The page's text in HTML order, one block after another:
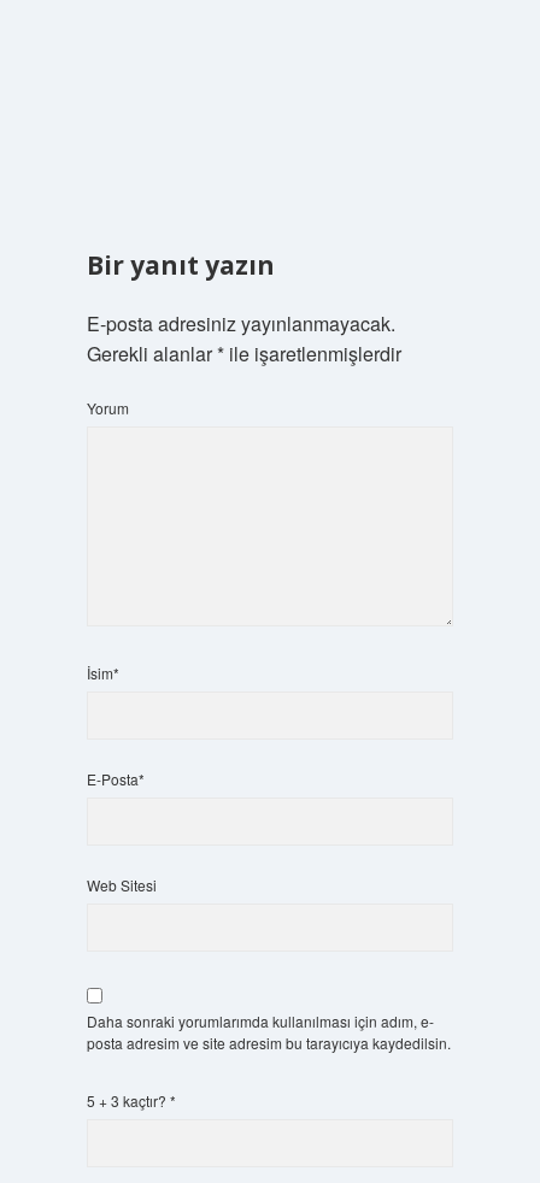
Bir yanıt yazın
E-posta adresiniz yayınlanmayacak.
Gerekli alanlar*ile işaretlenmişlerdir
Yorum
İsim*
E-Posta*
Web Sitesi
Daha sonraki yorumlarımda kullanılması için adım, e-
posta adresim ve site adresim bu tarayıcıya kaydedilsin.
5 + 3 kaçtır? *